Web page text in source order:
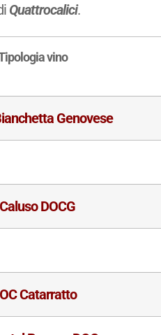
Quattrocalici.
vino
Genovese
DOCG
Catarratto